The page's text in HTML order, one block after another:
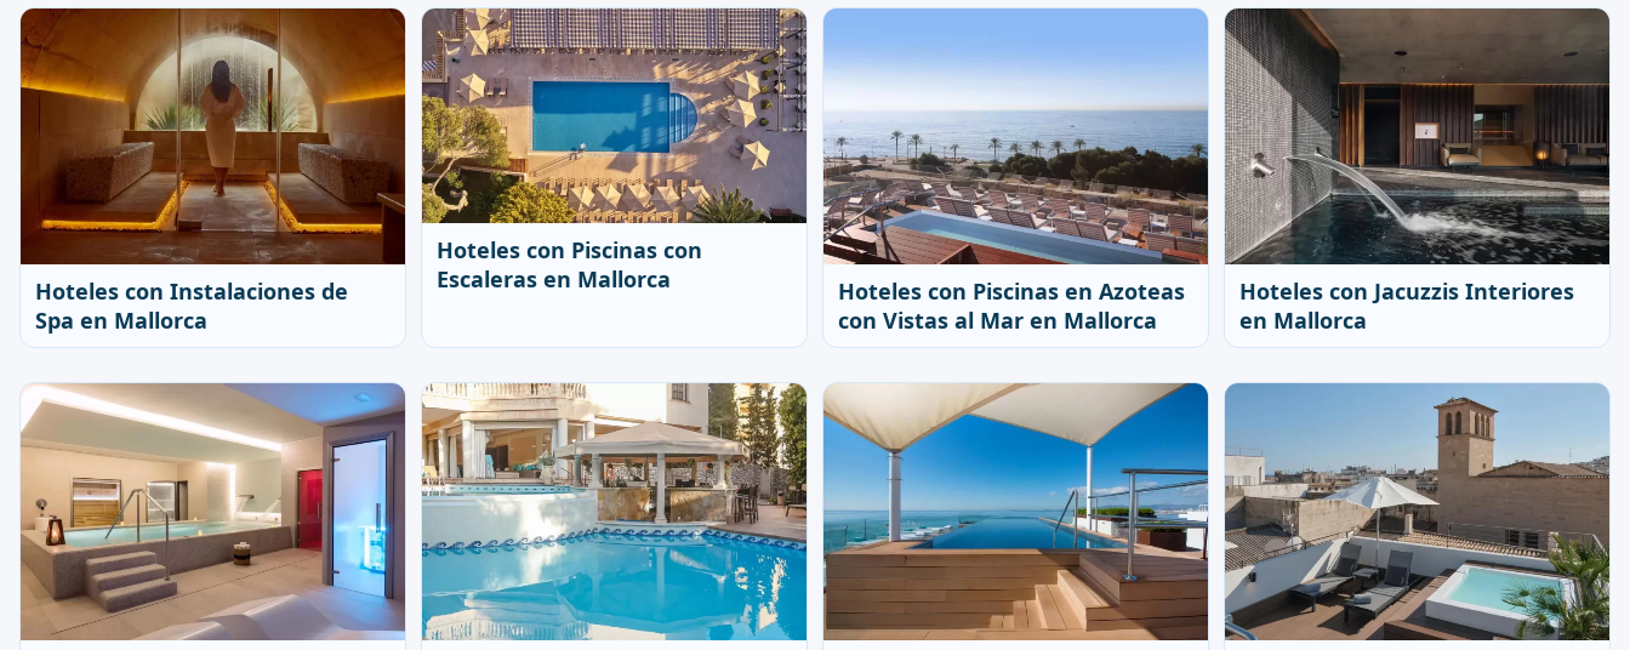
Hoteles con Instalaciones de
Spa en Mallorca
Hoteles con Piscinas con
Escaleras en Mallorca
Hoteles con Piscinas en Azoteas
con Vistas al Mar en Mallorca
Hoteles con Jacuzzis Interiores
en Mallorca